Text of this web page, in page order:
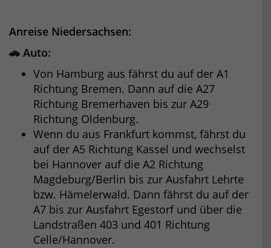
Anreise Niedersachsen:
🚗 Auto:
Von Hamburg aus fährst du auf der A1
Richtung Bremen. Dann auf die A27
Richtung Bremerhaven bis zur A29
Richtung Oldenburg.
Wenn du aus Frankfurt kommst, fährst du
auf der A5 Richtung Kassel und wechselst
bei Hannover auf die A2 Richtung
Magdeburg/Berlin bis zur Ausfahrt Lehrte
bzw. Hämelerwald. Dann fährst du auf der
A7 bis zur Ausfahrt Egestorf und über die
Landstraßen 403 und 401 Richtung
Celle/Hannover.